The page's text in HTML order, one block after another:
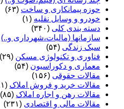
حوزه پیمانکاری و ساخت (۶۳)
خودرو و وسایل نقلیه (۱)
دسته بندی کلی (۳۴۰)
سازمانها (مالیات،شهرداری و..)
سبک زندگی (۵۴)
فناوری و تکنولوژی مسکن (۲۹)
معماری و دکوراسیون (۵۴)
مقالات حقوقی (۱۵۶)
مقالات خرید و فروش املاک (۱۹۱)
مقالات رهن و اجاره املاک (۸۵)
مقالات مالی و اقتصادی (۲۳۱)